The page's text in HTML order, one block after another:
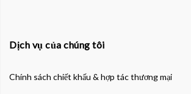
Dịch vụ của chúng tôi
Chính sách chiết khấu & hợp tác thương mại